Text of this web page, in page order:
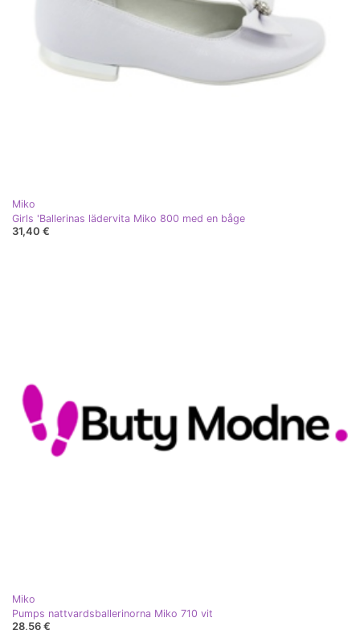
Miko
Girls 'Ballerinas lädervita Miko 800 med en båge
31,40 €
Miko
Pumps nattvardsballerinorna Miko 710 vit
28,56 €